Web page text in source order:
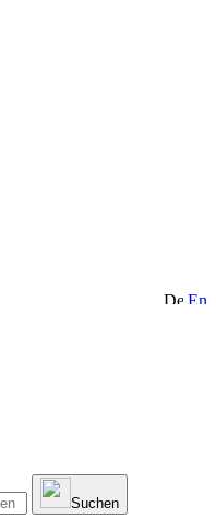
Suchen